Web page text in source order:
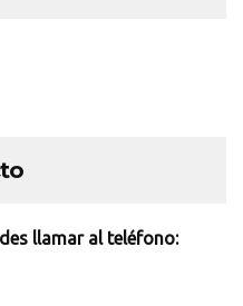
llamar al teléfono: